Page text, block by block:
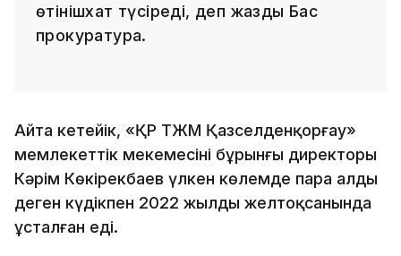
өтінішхат түсіреді, деп жазды Бас
прокуратура.
Айта кетейік, «ҚР ТЖМ Қазселденқорғау»
мемлекеттік мекемесінің бұрынғы директоры
Кәрім Көкірекбаев үлкен көлемде пара алды
деген күдікпен 2022 жылдың желтоқсанында
ұсталған еді.